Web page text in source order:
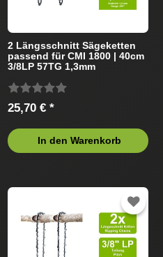
2 Längsschnitt Sägeketten
passend für CMI 1800 | 40cm
3/8LP 57TG 1,3mm
25,70 € *
In den Warenkorb